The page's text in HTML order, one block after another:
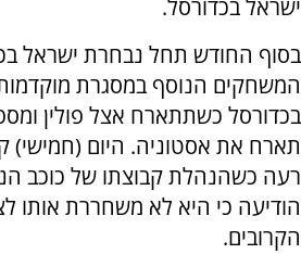
ישראל בכדורסל.
בסוף החודש תחל נבחרת ישראל
המשחקים הנוסף במסגרת
בכדורסל כשתתארח אצל פולין
תארח את אסטוניה. היום (חמישי)
רעה כשהנהלת קבוצתו של כוכב
הודיעה כי היא לא משחררת אותו
הקרובים.